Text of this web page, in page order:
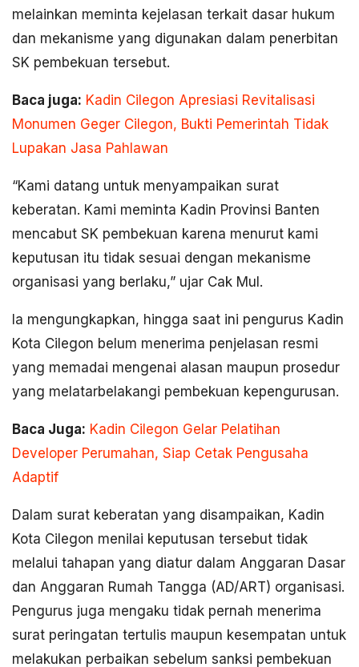
melainkan meminta kejelasan terkait dasar hukum
dan mekanisme yang digunakan dalam penerbitan
SK pembekuan tersebut.
Baca juga: Kadin Cilegon Apresiasi Revitalisasi
Monumen Geger Cilegon, Bukti Pemerintah Tidak
Lupakan Jasa Pahlawan
“Kami datang untuk menyampaikan surat
keberatan. Kami meminta Kadin Provinsi Banten
mencabut SK pembekuan karena menurut kami
keputusan itu tidak sesuai dengan mekanisme
organisasi yang berlaku,” ujar Cak Mul.
Ia mengungkapkan, hingga saat ini pengurus Kadin
Kota Cilegon belum menerima penjelasan resmi
yang memadai mengenai alasan maupun prosedur
yang melatarbelakangi pembekuan kepengurusan.
Baca Juga: Kadin Cilegon Gelar Pelatihan
Developer Perumahan, Siap Cetak Pengusaha
Adaptif
Dalam surat keberatan yang disampaikan, Kadin
Kota Cilegon menilai keputusan tersebut tidak
melalui tahapan yang diatur dalam Anggaran Dasar
dan Anggaran Rumah Tangga (AD/ART) organisasi.
Pengurus juga mengaku tidak pernah menerima
surat peringatan tertulis maupun kesempatan untuk
melakukan perbaikan sebelum sanksi pembekuan